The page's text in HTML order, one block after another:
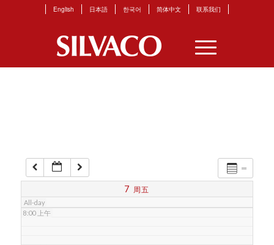
English 日本語 한국어 简体中文 联系我们
7 周五
All-day
4:00 上午
7:00 上午
8:00 上午